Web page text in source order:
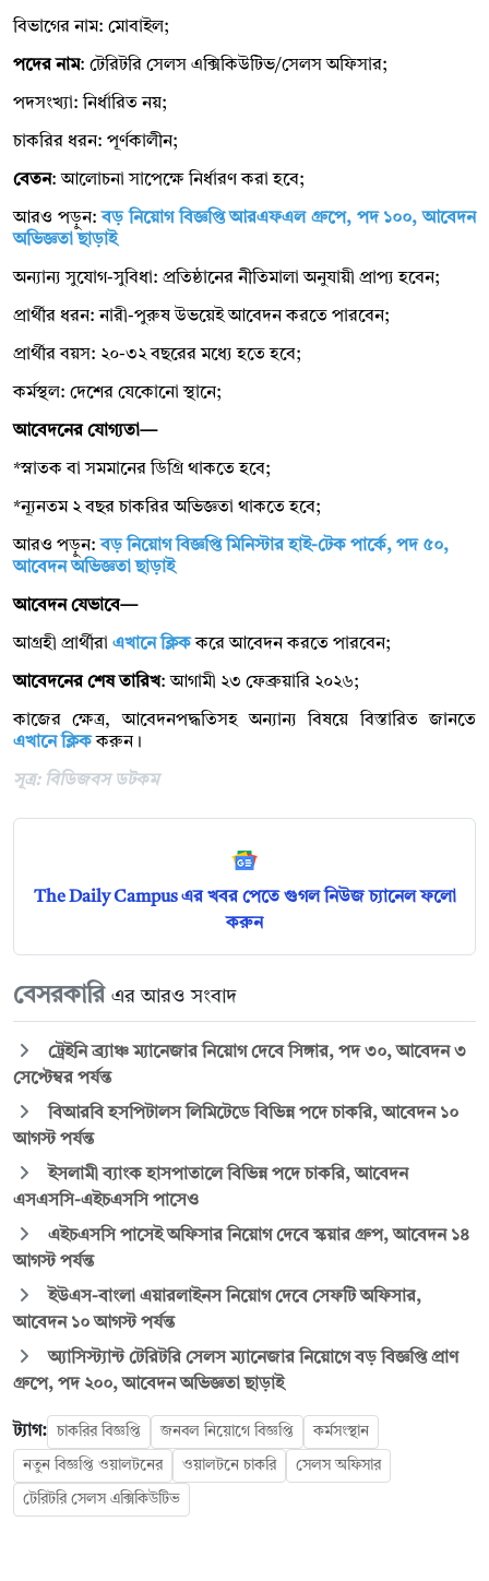
বিভাগের নাম: মোবাইল;
পদের নাম: টেরিটরি সেলস এক্সিকিউটিভ/সেলস অফিসার;
পদসংখ্যা: নির্ধারিত নয়;
চাকরির ধরন: পূর্ণকালীন;
বেতন: আলোচনা সাপেক্ষে নির্ধারণ করা হবে;
আরও পড়ুন:বড় নিয়োগ বিজ্ঞপ্তি আরএফএল গ্রুপে, পদ ১০০, আবেদন
অভিজ্ঞতা ছাড়াই
অন্যান্য সুযোগ-সুবিধা: প্রতিষ্ঠানের নীতিমালা অনুযায়ী প্রাপ্য হবেন;
প্রার্থীর ধরন: নারী-পুরুষ উভয়েই আবেদন করতে পারবেন;
প্রার্থীর বয়স: ২০-৩২ বছরের মধ্যে হতে হবে;
কর্মস্থল: দেশের যেকোনো স্থানে;
আবেদনের যোগ্যতা—
*স্নাতক বা সমমানের ডিগ্রি থাকতে হবে;
*ন্যূনতম ২ বছর চাকরির অভিজ্ঞতা থাকতে হবে;
আরও পড়ুন: বড় নিয়োগ বিজ্ঞপ্তি মিনিস্টার হাই-টেক পার্কে, পদ ৫০,
আবেদন অভিজ্ঞতা ছাড়াই
আবেদন যেভাবে—
আগ্রহী প্রার্থীরা এখানে ক্লিককরে আবেদন করতে পারবেন;
আবেদনের শেষ তারিখ: আগামী ২৩ ফেব্রুয়ারি ২০২৬;
কাজের ক্ষেত্র, আবেদনপদ্ধতিসহ অন্যান্য বিষয়ে বিস্তারিত জানতে
এখানে ক্লিককরুন।
সূত্র: বিডিজবস ডটকম
The Daily Campus এর খবর পেতে গুগল নিউজ চ্যানেল ফলো
করুন
বেসরকারি এর আরও সংবাদ
ট্রেইনি ব্র্যাঞ্চ ম্যানেজার নিয়োগ দেবে সিঙ্গার, পদ ৩০, আবেদন ৩
সেপ্টেম্বর পর্যন্ত
বিআরবি হসপিটালস লিমিটেডে বিভিন্ন পদে চাকরি, আবেদন ১০
আগস্ট পর্যন্ত
ইসলামী ব্যাংক হাসপাতালে বিভিন্ন পদে চাকরি, আবেদন
এসএসসি-এইচএসসি পাসেও
এইচএসসি পাসেই অফিসার নিয়োগ দেবে স্কয়ার গ্রুপ, আবেদন ১৪
আগস্ট পর্যন্ত
ইউএস-বাংলা এয়ারলাইনস নিয়োগ দেবে সেফটি অফিসার,
আবেদন ১০ আগস্ট পর্যন্ত
অ্যাসিস্ট্যান্ট টেরিটরি সেলস ম্যানেজার নিয়োগে বড় বিজ্ঞপ্তি প্রাণ
গ্রুপে, পদ ২০০, আবেদন অভিজ্ঞতা ছাড়াই
ট্যাগ: চাকরির বিজ্ঞপ্তি জনবল নিয়োগে বিজ্ঞপ্তি কর্মসংস্থান
নতুন বিজ্ঞপ্তি ওয়ালটনের ওয়ালটনে চাকরি সেলস অফিসার
টেরিটরি সেলস এক্সিকিউটিভ